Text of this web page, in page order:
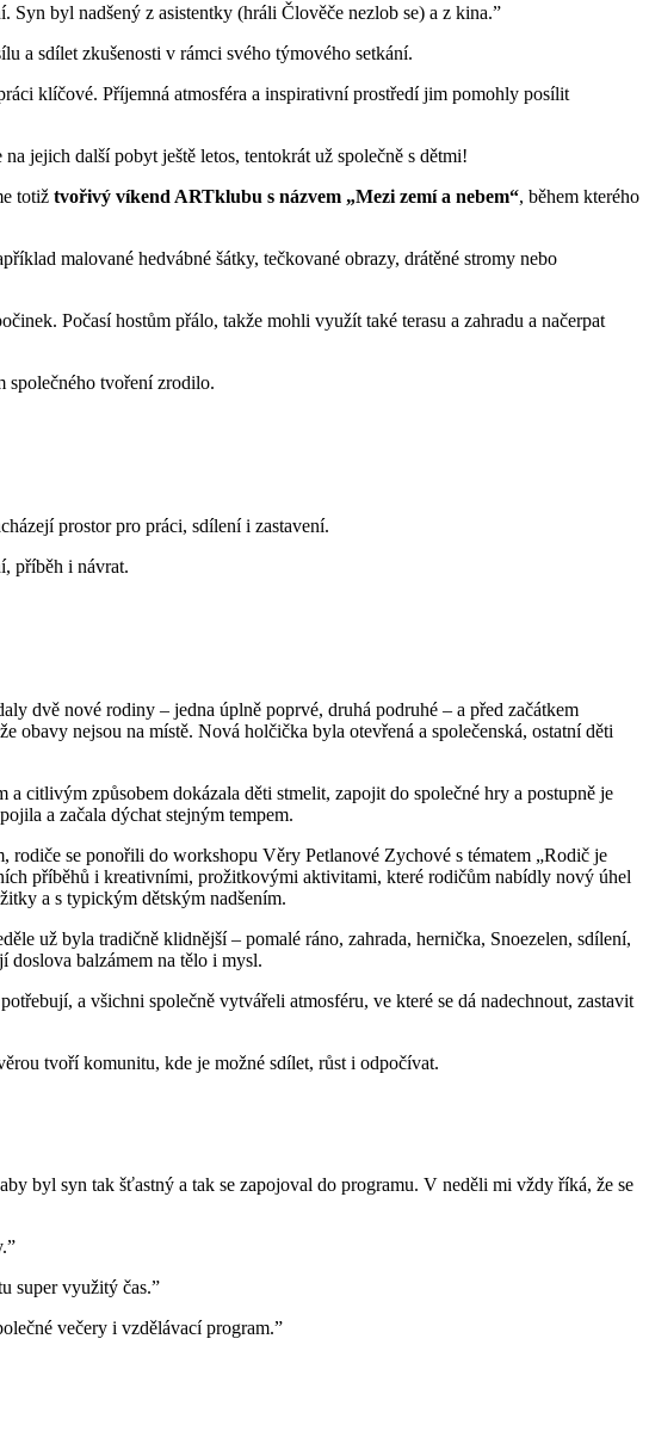
Syn byl nadšený z asistentky (hráli Člověče nezlob se) a z kina.”
a sdílet zkušenosti v rámci svého týmového setkání.
klíčové. Příjemná atmosféra a inspirativní prostředí jim pomohly posílit
jejich další pobyt ještě letos, tentokrát už společně s dětmi!
totiž tvořivý víkend ARTklubu s názvem „Mezi zemí a nebem“, během kterého
malované hedvábné šátky, tečkované obrazy, drátěné stromy nebo
Počasí hostům přálo, takže mohli využít také terasu a zahradu a načerpat
společného tvoření zrodilo.
prostor pro práci, sdílení i zastavení.
příběh i návrat.
dvě nové rodiny – jedna úplně poprvé, druhá podruhé – a před začátkem
obavy nejsou na místě. Nová holčička byla otevřená a společenská, ostatní děti
citlivým způsobem dokázala děti stmelit, zapojit do společné hry a postupně je
a začala dýchat stejným tempem.
se ponořili do workshopu Věry Petlanové Zychové s tématem „Rodič je
příběhů i kreativními, prožitkovými aktivitami, které rodičům nabídly nový úhel
a s typickým dětským nadšením.
už byla tradičně klidnější – pomalé ráno, zahrada, hernička, Snoezelen, sdílení,
doslova balzámem na tělo i mysl.
a všichni společně vytvářeli atmosféru, ve které se dá nadechnout, zastavit
tvoří komunitu, kde je možné sdílet, růst i odpočívat.
byl syn tak šťastný a tak se zapojoval do programu. V neděli mi vždy říká, že se
super využitý čas.”
večery i vzdělávací program.”